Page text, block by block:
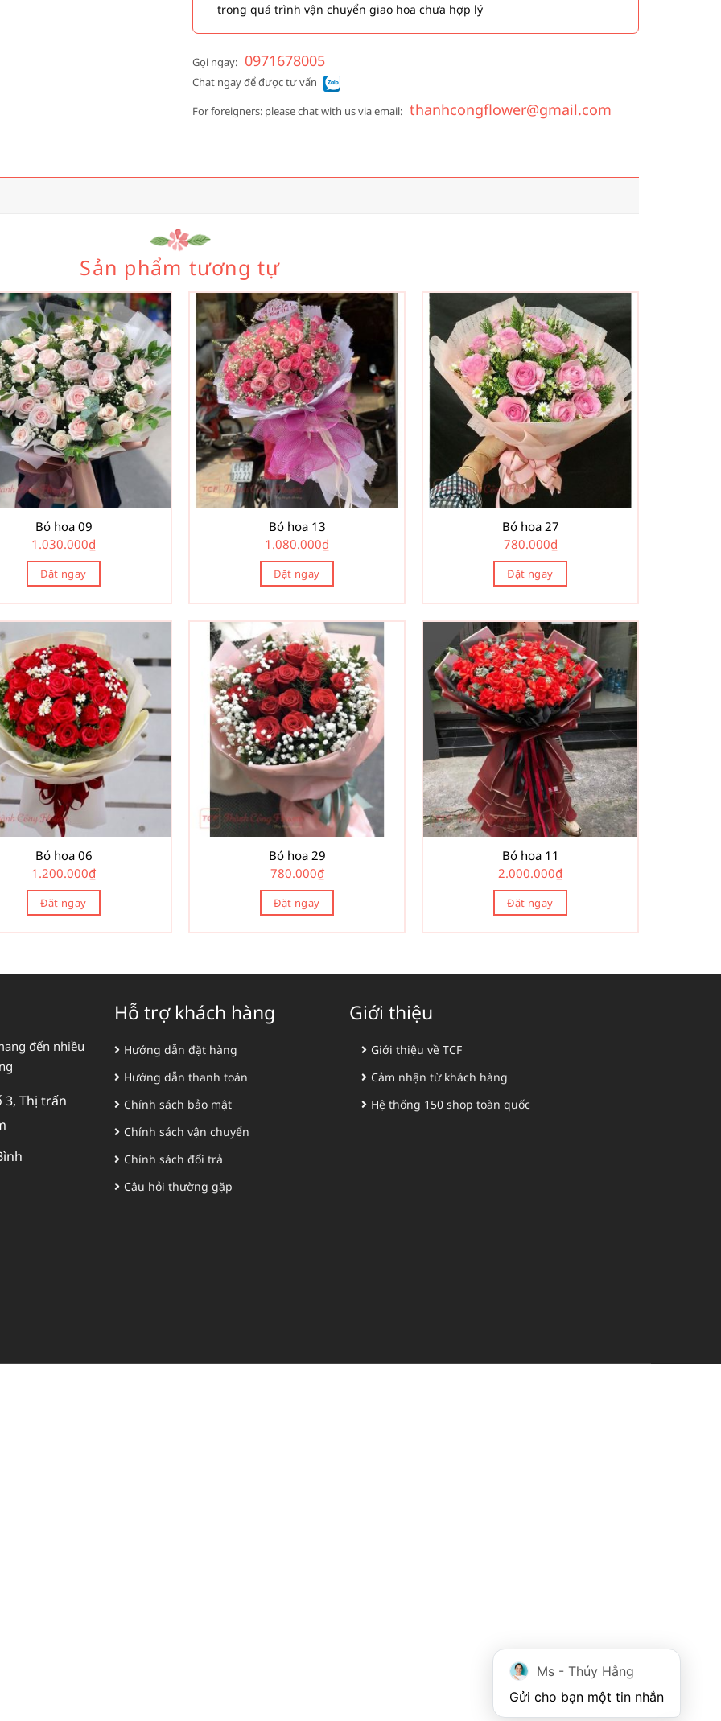
trong quá trình vận chuyển giao hoa chưa hợp lý
Gọi ngay: 0971678005
Chat ngay để được tư vấn
For foreigners: please chat with us via email: thanhcongflower@gmail.com
Sản phẩm tương tự
Bó hoa 09
1.030.000₫
Đặt ngay
Bó hoa 13
1.080.000₫
Đặt ngay
Bó hoa 27
780.000₫
Đặt ngay
Bó hoa 06
1.200.000₫
Đặt ngay
Bó hoa 29
780.000₫
Đặt ngay
Bó hoa 11
2.000.000₫
Đặt ngay
đến nhiều
3, Thị trấn
Hỗ trợ khách hàng
Hướng dẫn đặt hàng
Hướng dẫn thanh toán
Chính sách bảo mật
Chính sách vận chuyển
Chính sách đổi trả
Câu hỏi thường gặp
Giới thiệu
Giới thiệu về TCF
Cảm nhận từ khách hàng
Hệ thống 150 shop toàn quốc
Ms - Thúy Hằng
Gửi cho bạn một tin nhắn